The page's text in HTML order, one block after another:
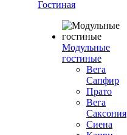
Гостиная
Модульные
гостиные
Вега
Сапфир
Прато
Вега
Саксония
Сиена